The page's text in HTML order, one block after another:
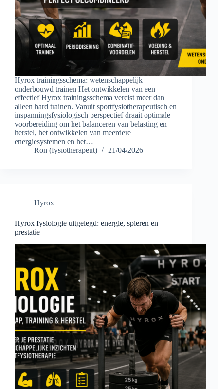
Hyrox trainingsschema: wetenschappelijk
onderbouwd trainen Het ontwikkelen van een
effectief Hyrox trainingsschema vereist meer dan
alleen hard trainen. Vanuit sportfysiotherapeutisch en
inspanningsfysiologisch perspectief draait optimale
voorbereiding om het balanceren van belasting en
herstel, het ontwikkelen van meerdere
energiesystemen en het…
Ron (fysiotherapeut)
21/04/2026
Hyrox
Hyrox fysiologie uitgelegd: energie, spieren en
prestatie